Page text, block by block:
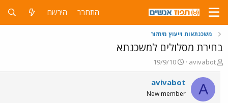
התחבר הירשם
משכנתאות וייעוץ מיחזור
בחירת מסלולים למשכנתא
פ
ו
ת
ח
ה
avivabot
פ
ו
ר
ס
ם
19/9/10
A
avivabot
New member